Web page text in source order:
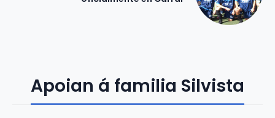
Apoian á familia Silvista